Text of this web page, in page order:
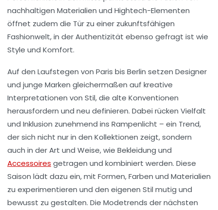
nachhaltigen Materialien und Hightech-Elementen
öffnet zudem die Tür zu einer zukunftsfähigen
Fashionwelt, in der Authentizität ebenso gefragt ist wie
Style und Komfort.
Auf den Laufstegen von Paris bis Berlin setzen Designer
und junge Marken gleichermaßen auf kreative
Interpretationen von Stil, die alte Konventionen
herausfordern und neu definieren. Dabei rücken Vielfalt
und Inklusion zunehmend ins Rampenlicht – ein Trend,
der sich nicht nur in den Kollektionen zeigt, sondern
auch in der Art und Weise, wie Bekleidung und
Accessoires getragen und kombiniert werden. Diese
Saison lädt dazu ein, mit Formen, Farben und Materialien
zu experimentieren und den eigenen Stil mutig und
bewusst zu gestalten. Die Modetrends der nächsten